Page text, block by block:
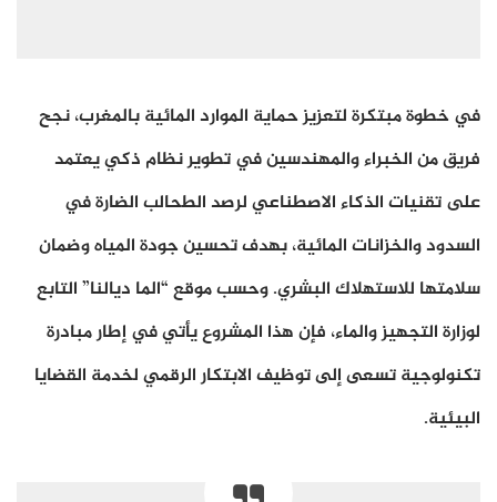
في خطوة مبتكرة لتعزيز حماية الموارد المائية بالمغرب، نجح
فريق من الخبراء والمهندسين في تطوير نظام ذكي يعتمد
على تقنيات الذكاء الاصطناعي لرصد الطحالب الضارة في
السدود والخزانات المائية، بهدف تحسين جودة المياه وضمان
سلامتها للاستهلاك البشري. وحسب موقع “الما ديالنا” التابع
لوزارة التجهيز والماء، فإن هذا المشروع يأتي في إطار مبادرة
تكنولوجية تسعى إلى توظيف الابتكار الرقمي لخدمة القضايا
البيئية.